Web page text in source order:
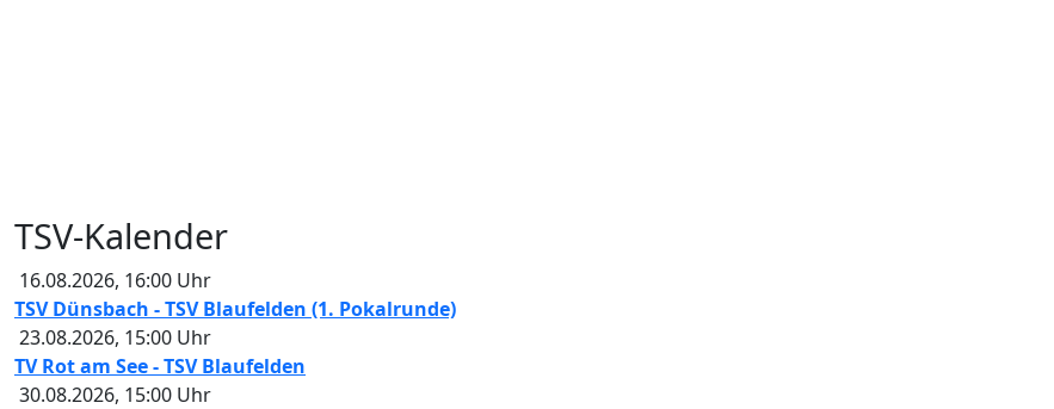
TSV-Kalender
16.08.2026, 16:00 Uhr
TSV Dünsbach - TSV Blaufelden (1. Pokalrunde)
23.08.2026, 15:00 Uhr
TV Rot am See - TSV Blaufelden
30.08.2026, 15:00 Uhr